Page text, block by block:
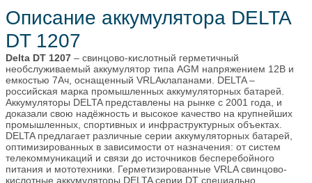
Описание аккумулятора DELTA
DT 1207
Delta DT 1207 – свинцово-кислотный герметичный
необслуживаемый аккумулятор типа AGM напряжением 12В и
емкостью 7Ач, оснащенный VRLAклапанами. DELTA –
российская марка промышленных аккумуляторных батарей.
Аккумуляторы DELTA представлены на рынке с 2001 года, и
доказали свою надёжность и высокое качество на крупнейших
промышленных, спортивных и инфраструктурных объектах.
DELTA предлагает различные серии аккумуляторных батарей,
оптимизированных в зависимости от назначения: от систем
телекоммуникаций и связи до источников бесперебойного
питания и мототехники. Герметизированные VRLA свинцово-
кислотные аккумуляторы DELTA серии DT специально